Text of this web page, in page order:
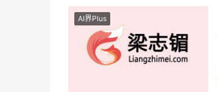
AI界Plus